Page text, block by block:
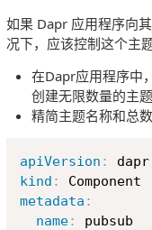
如果 Dapr 应用程序向
况下，应该控制这个主
在Dapr应用程序中
创建无限数量的主题
精简主题名称和总
apiVersion :
kind :
metadata :
name:
pubsub